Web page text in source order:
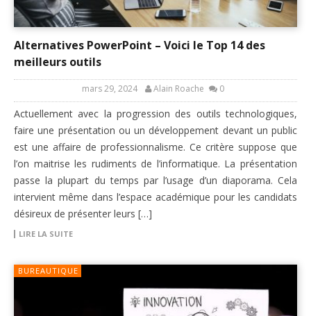
Alternatives PowerPoint – Voici le Top 14 des
meilleurs outils
mars 29, 2024 Alain Roache 0
Actuellement avec la progression des outils technologiques,
faire une présentation ou un développement devant un public
est une affaire de professionnalisme. Ce critère suppose que
l’on maitrise les rudiments de l’informatique. La présentation
passe la plupart du temps par l’usage d’un diaporama. Cela
intervient même dans l’espace académique pour les candidats
désireux de présenter leurs […]
LIRE LA SUITE
BUREAUTIQUE